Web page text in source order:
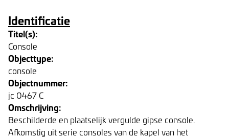
Identificatie
Titel(s):
Console
Objecttype:
console
Objectnummer:
jc 0467 C
Omschrijving:
Beschilderde en plaatselijk vergulde gipse console.
Afkomstig uit serie consoles van de kapel van het